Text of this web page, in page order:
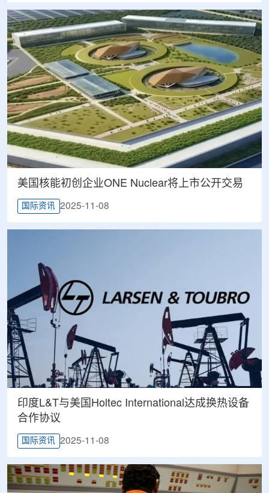
美国核能初创企业ONE Nuclear将上市公开交易
国际资讯 2025-11-08
印度L&T与美国Holtec International达成换热设备
合作协议
国际资讯 2025-11-08